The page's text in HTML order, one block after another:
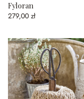
Fyloran
279,00 zł